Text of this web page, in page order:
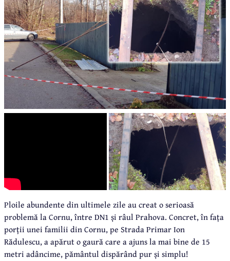
Ploile abundente din ultimele zile au creat o serioasă
problemă la Cornu, între DN1 și râul Prahova. Concret, în fața
porții unei familii din Cornu, pe Strada Primar Ion
Rădulescu, a apărut o gaură care a ajuns la mai bine de 15
metri adâncime, pământul dispărând pur și simplu!